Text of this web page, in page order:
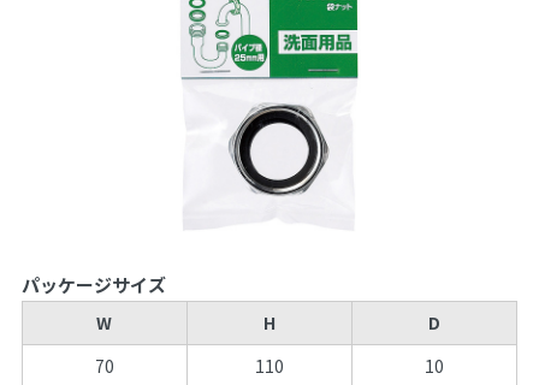
パッケージサイズ
W H
D
70
110 10